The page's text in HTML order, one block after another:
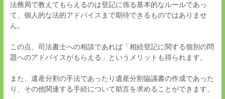
法務局で教えてもらえるのは登記に係る基本的なルールであっ
て、個人的な法的アドバイスまで期待できるものではありませ
ん。
この点、司法書士への相談であれば「相続登記に関する個別の問
題へのアドバイスがもらえる」というメリットも得られます。
また、遺産分割の手法であったり遺産分割協議書の作成であった
り、その他関連する手続について助言を求めることができます。